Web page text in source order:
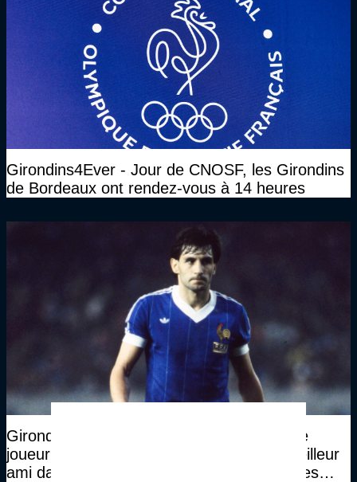
Girondins4Ever - Jour de CNOSF, les Girondins
de Bordeaux ont rendez-vous à 14 heures
Girondins4Ever - La plus grosse baston, le
joueur qui l'a le plus impressionné, son meilleur
ami dans le foot, sa plus grande fierté... Les